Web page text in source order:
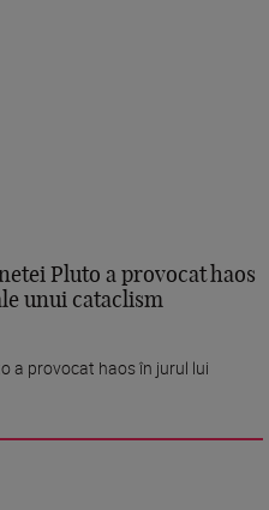
Pluto a provocat haos
unui cataclism
a provocat haos în jurul lui